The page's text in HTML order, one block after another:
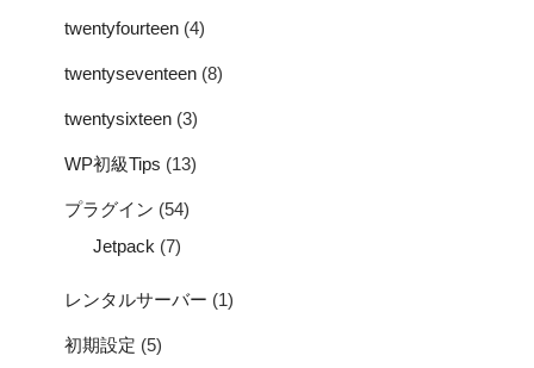
twentyfourteen (4)
twentyseventeen (8)
twentysixteen (3)
WP初級Tips (13)
プラグイン (54)
Jetpack (7)
レンタルサーバー (1)
初期設定 (5)